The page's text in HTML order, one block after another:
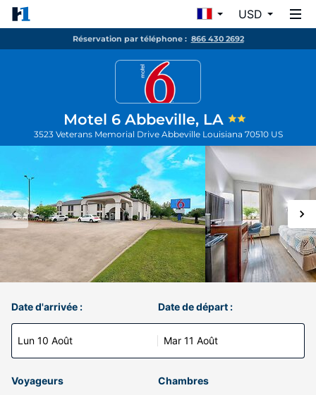
USD
Réservation par téléphone : 866 430 2692
Motel 6 Abbeville, LA
3523 Veterans Memorial Drive Abbeville Louisiana 70510 US
Date d'arrivée :
Lun 10 Août
Date de départ :
Mar 11 Août
Voyageurs Chambres